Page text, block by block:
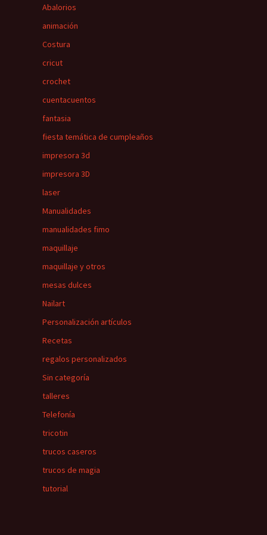
Abalorios
animación
Costura
cricut
crochet
cuentacuentos
fantasia
fiesta temática de cumpleaños
impresora 3d
impresora 3D
laser
Manualidades
manualidades fimo
maquillaje
maquillaje y otros
mesas dulces
Nailart
Personalización artículos
Recetas
regalos personalizados
Sin categoría
talleres
Telefonía
tricotin
trucos caseros
trucos de magia
tutorial